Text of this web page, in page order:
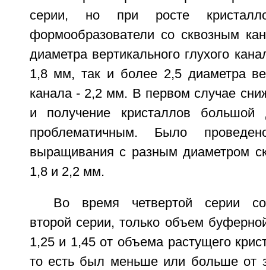
серии, но при росте
формообразователи со сквозным
диаметра вертикального глухого
1,8 мм, так и более 2,5 диаметра
канала - 2,2 мм. В первом случае
и получение кристаллов большой
проблематичным. Было
выращивания с разным диаметром
1,8 и 2,2 мм.
Во время четвертой серии
второй серии, только объем
1,25 и 1,45 от объема растущего
то есть был меньше или больше от